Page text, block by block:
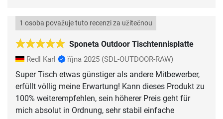
Sponeta Outdoor Tischtennisplatte
1 osoba považuje tuto recenzi za užitečnou
Redl Karl října 2025 (SDL-OUTDOOR-RAW)
Super Tisch etwas günstiger als andere Mitbewerber,
erfüllt völlig meine Erwartung! Kann dieses Produkt zu
100% weiterempfehlen, sein höherer Preis geht für
mich absolut in Ordnung, sehr stabil einfache